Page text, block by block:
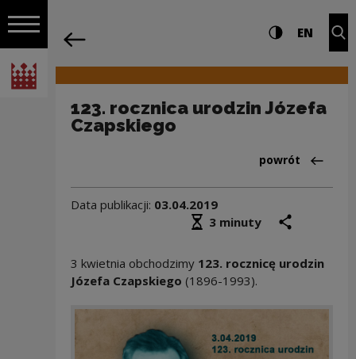
Włącz nawigację
Narodowe Centrum Kultury
Nawigacja Ustawienia i Wysoki
EN
123. rocznica urodzin Józefa
Czapskiego
Powrót
powrót
Data publikacji: 03.04.2019
Średni czas czytania
3 minuty
3 kwietnia obchodzimy 123. rocznicę urodzin
Józefa Czapskiego (1896-1993).